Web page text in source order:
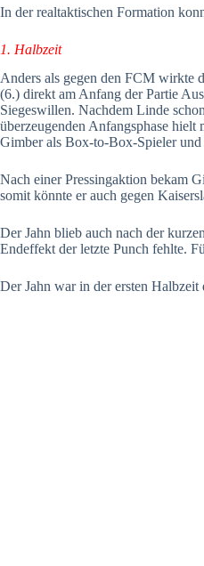
In der realtaktischen Formation
1. Halbzeit
Anders als gegen den FCM wirkte
(6.) direkt am Anfang der Partie
Siegeswillen. Nachdem Linde
überzeugenden Anfangsphase
Gimber als Box-to-Box-Spieler
Nach einer Pressingaktion bekam
somit könnte er auch gegen
Der Jahn blieb auch nach der
Endeffekt der letzte Punch fehlte.
Der Jahn war in der ersten